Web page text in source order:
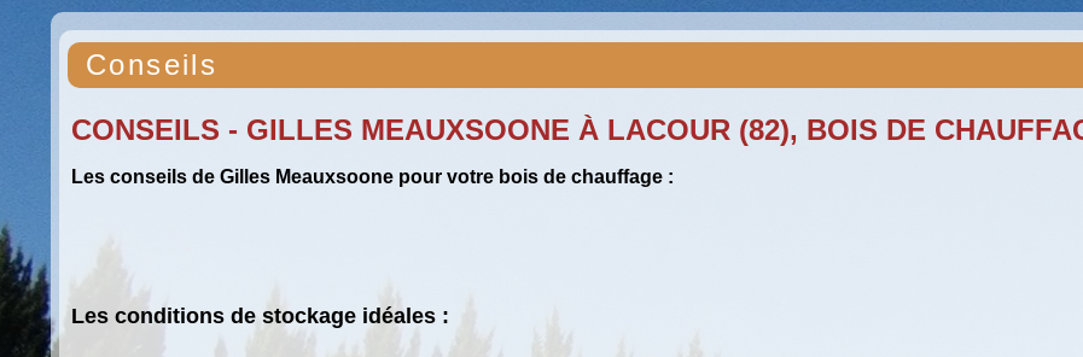
Conseils
CONSEILS - GILLES MEAUXSOONE À LACOUR (82), BOIS DE
Les conseils de Gilles Meauxsoone pour votre bois de chauffage :
Les conditions de stockage idéales :